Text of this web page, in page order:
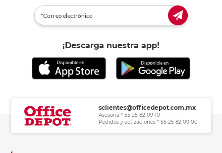
¡Descarga nuestra app!
sclientes@officedepot.com.mx
Asesoría * 55 25 82 09 10
Pedidos y cotizaciones * 55 25 82 09 00